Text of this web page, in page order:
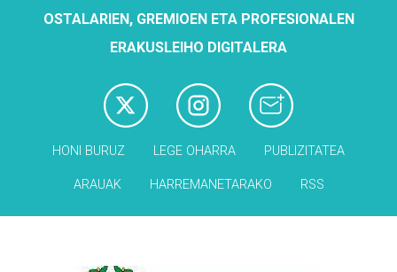
OSTALARIEN, GREMIOEN ETA PROFESIONALEN
ERAKUSLEIHO DIGITALERA
HONI BURUZ LEGE OHARRA PUBLIZITATEA
ARAUAK HARREMANETARAKO RSS